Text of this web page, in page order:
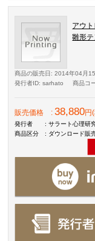
アウ
雛形テ
商品の販売日 : 2014年04月
発行者ID: sarhato 商品コ
販売価格 :38,880円
発行者
: サラート心理
商品区分
: ダウンロード販